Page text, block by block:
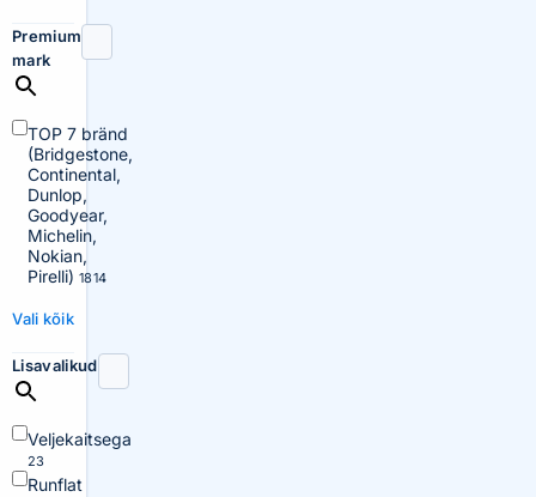
Premium
mark
TOP 7 bränd
(Bridgestone,
Continental,
Dunlop,
Goodyear,
Michelin,
Nokian,
Pirelli) 1814
Vali kõik
Lisavalikud
Veljekaitsega
23
Runflat